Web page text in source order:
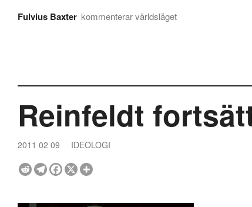
Fulvius Baxter kommenterar världsläget
Reinfeldt
2011 02 09 IDEOLOGI